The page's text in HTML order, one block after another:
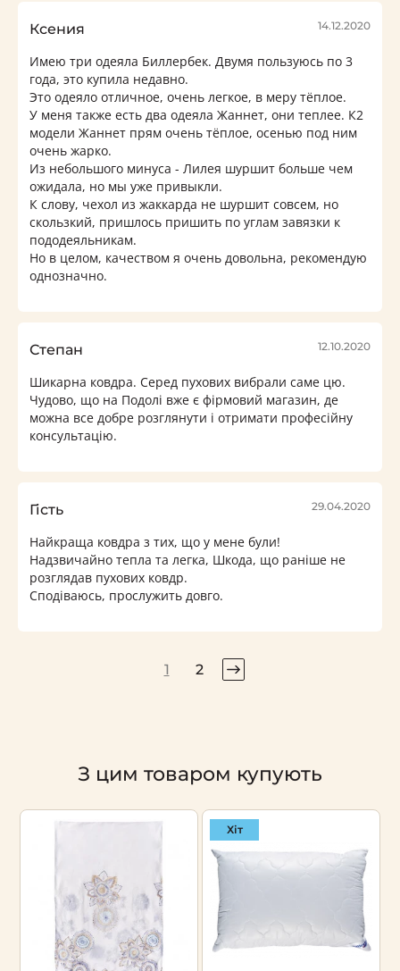
Ксения 14.12.2020
Имею три одеяла Биллербек. Двумя пользуюсь по 3
года, это купила недавно.
Это одеяло отличное, очень легкое, в меру тёплое.
У меня также есть два одеяла Жаннет, они теплее. К2
модели Жаннет прям очень тёплое, осенью под ним
очень жарко.
Из небольшого минуса - Лилея шуршит больше чем
ожидала, но мы уже привыкли.
К слову, чехол из жаккарда не шуршит совсем, но
скользкий, пришлось пришить по углам завязки к
пододеяльникам.
Но в целом, качеством я очень довольна, рекомендую
однозначно.
Степан 12.10.2020
Шикарна ковдра. Серед пухових вибрали саме цю.
Чудово, що на Подолі вже є фірмовий магазин, де
можна все добре розглянути і отримати професійну
консультацію.
Гість 29.04.2020
Найкраща ковдра з тих, що у мене були!
Надзвичайно тепла та легка, Шкода, що раніше не
розглядав пухових ковдр.
Сподіваюсь, прослужить довго.
1 2
З цим товаром купують
Хіт